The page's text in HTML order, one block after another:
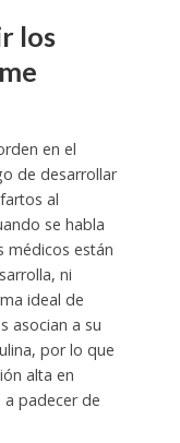
los
en el
de desarrollar
al
se habla
médicos están
ni
ideal de
asocian a su
por lo que
alta en
padecer de